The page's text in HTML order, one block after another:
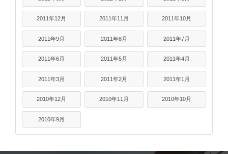
2011年12月 2011年11月 2011年10月
2011年9月 2011年8月 2011年7月
2011年6月 2011年5月 2011年4月
2011年3月 2011年2月 2011年1月
2010年12月 2010年11月 2010年10月
2010年9月